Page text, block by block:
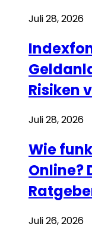
Juli 28, 2026
Risiken
Juli 28, 2026
Wie
Online?
Juli 26, 2026